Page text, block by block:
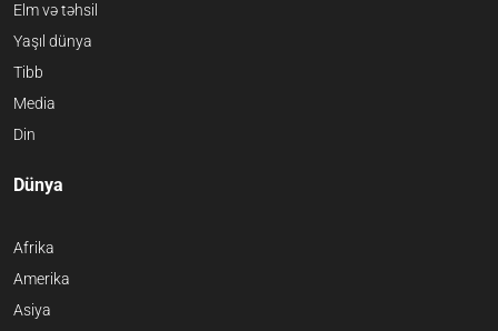
Elm və təhsil
Yaşıl dünya
Tibb
Media
Din
Dünya
Afrika
Amerika
Asiya